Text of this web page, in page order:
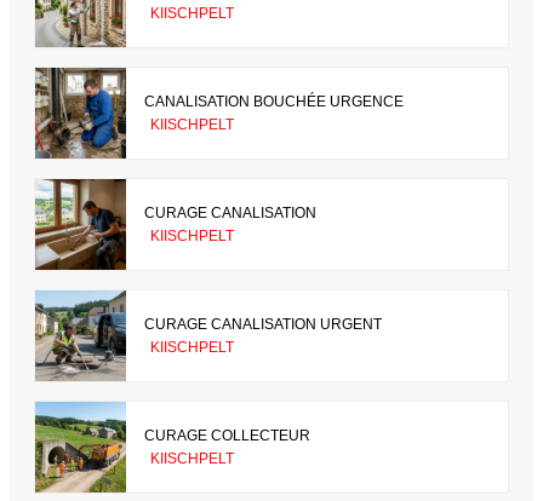
KIISCHPELT
CANALISATION BOUCHÉE URGENCE
KIISCHPELT
CURAGE CANALISATION
KIISCHPELT
CURAGE CANALISATION URGENT
KIISCHPELT
CURAGE COLLECTEUR
KIISCHPELT